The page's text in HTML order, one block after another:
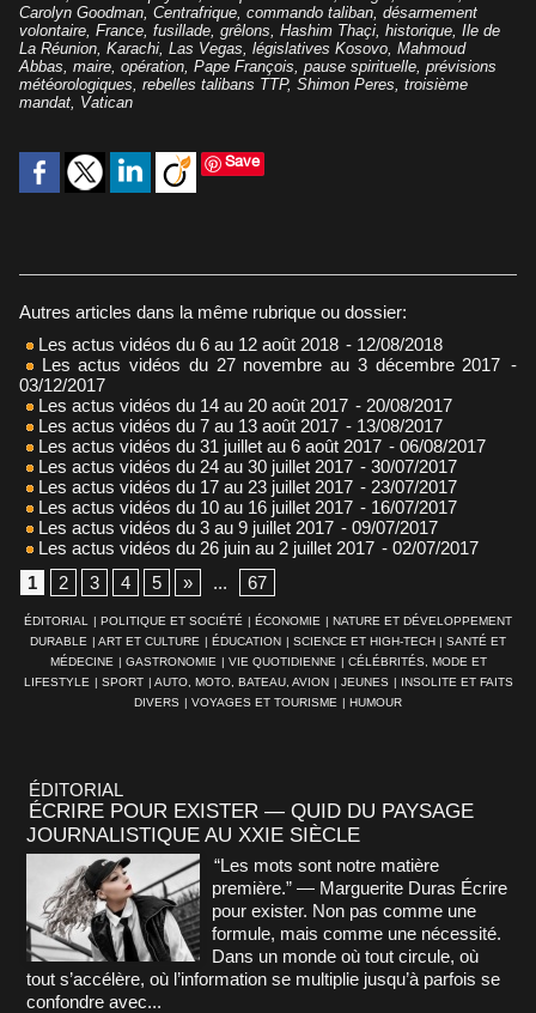
Carolyn Goodman Centrafrique commando taliban désarmement
volontaire France fusillade grêlons Hashim Thaçi historique Ile de
La Réunion Karachi Las Vegas législatives Kosovo Mahmoud
Abbas maire opération Pape François pause spirituelle prévisions
météorologiques rebelles talibans TTP, Shimon Peres troisième
mandat Vatican
Save
Autres articles dans la même rubrique ou dossier:
Les actus vidéos du 6 au 12 août 2018 - 12/08/2018
Les actus vidéos du 27 novembre au 3 décembre 2017 -
03/12/2017
Les actus vidéos du 14 au 20 août 2017 - 20/08/2017
Les actus vidéos du 7 au 13 août 2017 - 13/08/2017
Les actus vidéos du 31 juillet au 6 août 2017 - 06/08/2017
Les actus vidéos du 24 au 30 juillet 2017 - 30/07/2017
Les actus vidéos du 17 au 23 juillet 2017 - 23/07/2017
Les actus vidéos du 10 au 16 juillet 2017 - 16/07/2017
Les actus vidéos du 3 au 9 juillet 2017 - 09/07/2017
Les actus vidéos du 26 juin au 2 juillet 2017 - 02/07/2017
1
2 3 4 5 » ... 67
ÉDITORIAL | POLITIQUE ET SOCIÉTÉ | ÉCONOMIE | NATURE ET DÉVELOPPEMENT
DURABLE | ART ET CULTURE | ÉDUCATION | SCIENCE ET HIGH-TECH | SANTÉ ET
MÉDECINE | GASTRONOMIE | VIE QUOTIDIENNE | CÉLÉBRITÉS, MODE ET
LIFESTYLE | SPORT | AUTO, MOTO, BATEAU, AVION | JEUNES | INSOLITE ET FAITS
DIVERS | VOYAGES ET TOURISME | HUMOUR
ÉDITORIAL
ÉCRIRE POUR EXISTER — QUID DU PAYSAGE
JOURNALISTIQUE AU XXIE SIÈCLE
“Les mots sont notre matière
première.” — Marguerite Duras Écrire
pour exister. Non pas comme une
formule, mais comme une nécessité.
Dans un monde où tout circule, où
tout s’accélère, où l’information se multiplie jusqu’à parfois se
confondre avec...